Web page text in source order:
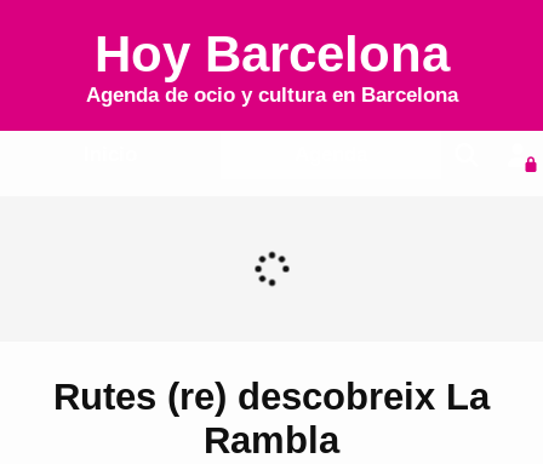
Hoy Barcelona
Agenda de ocio y cultura en Barcelona
Rutes (re) descobreix La
Rambla